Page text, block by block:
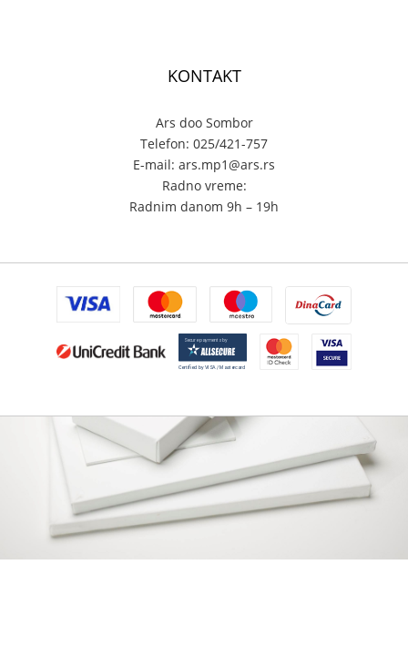
KONTAKT
Ars doo Sombor
Telefon: 025/421-757
E-mail: ars.mp1@ars.rs
Radno vreme:
Radnim danom 9h – 19h